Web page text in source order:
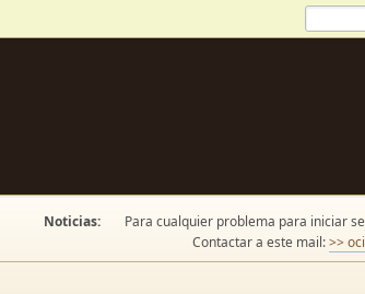
Noticias:
Para cualquier problema para iniciar
Contactar a este mail:>>